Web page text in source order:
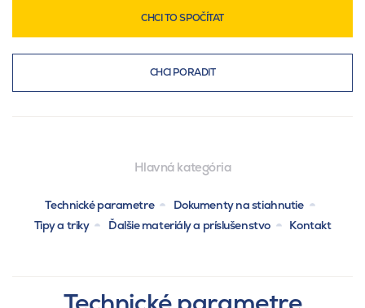
CHCI TO SPOČÍTAT
CHCI PORADIT
Hlavná kategória
Technické parametre
Dokumenty na stiahnutie
Tipy a triky
Ďalšie materiály a príslušenstvo Kontakt